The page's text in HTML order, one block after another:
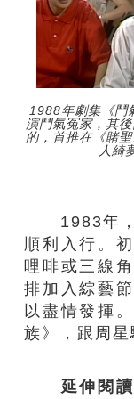
1988年劇集《鬥
演鬥氣冤家，其
的，首推在《賭
人綺
1983年，
順利入行。
哩啡或三線
排加入綜藝節
以盡情發揮
族》，跟周星
延伸閱讀